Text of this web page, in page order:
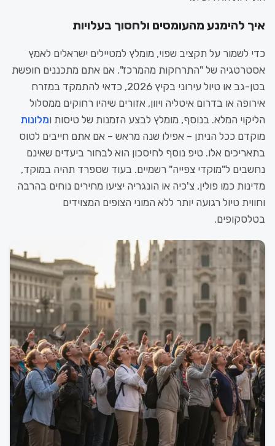
איך להימנע מהעומסים ולחסוך בעלויות
כדי לשמור על תקציב שפוי, מומלץ למטיילים ישראלים לאמץ
אסטרטגיה של "התרחקות מהמרכז". אם אתם מתכננים חופשת
בטן-גב או טיול עירוני בקיץ 2026, כדאי להתמקד במזרח
אירופה או בדרום איטליה ויוון, אזורים שיהיו רחוקים ממסלול
הליקוי המלא. בנוסף, מומלץ לבצע הזמנות של טיסות ומלונות
מוקדם ככל הניתן – אפילו שנה מראש – אם אתם חייבים לטוס
בתאריכים אלו. טיפ נוסף לחיסכון הוא לבחור ביעדים שאינם
נחשבים ל"מוקדי צפייה" רשמיים. בעוד שספרד תהיה במוקד,
מדינות כמו פולין, צ'כיה או הונגריה יציעו מחירים נוחים בהרבה
וחווית טיול רגועה יותר ללא המוני הצופים המצוידים
בטלסקופים.